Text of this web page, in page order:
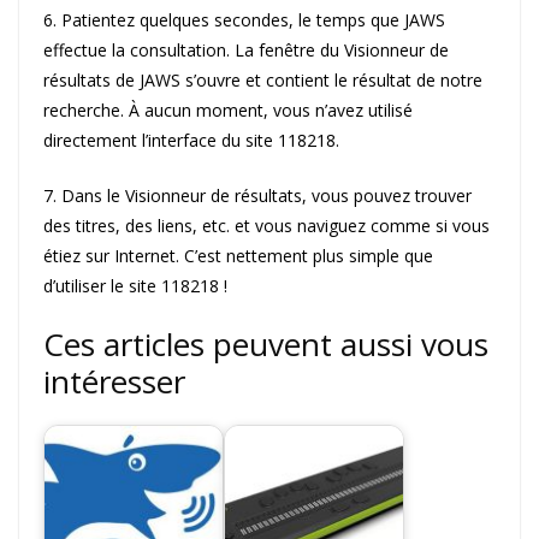
6. Patientez quelques secondes, le temps que JAWS
effectue la consultation. La fenêtre du Visionneur de
résultats de JAWS s’ouvre et contient le résultat de notre
recherche. À aucun moment, vous n’avez utilisé
directement l’interface du site 118218.
7. Dans le Visionneur de résultats, vous pouvez trouver
des titres, des liens, etc. et vous naviguez comme si vous
étiez sur Internet. C’est nettement plus simple que
d’utiliser le site 118218 !
Ces articles peuvent aussi vous
intéresser